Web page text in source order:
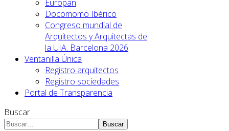
Europan
Docomomo Ibérico
Congreso mundial de
Arquitectos y Arquitectas de
la UIA. Barcelona 2026
Ventanilla Única
Registro arquitectos
Registro sociedades
Portal de Transparencia
Buscar
Buscar